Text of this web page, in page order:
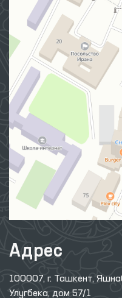
Адрес
100007, г. Ташкент,
Улугбека, дом 57/1